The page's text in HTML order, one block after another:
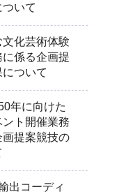
いて
化芸術体験
係る企画提
ついて
年に向けた
ト開催業務
提案競技の
出コーディ